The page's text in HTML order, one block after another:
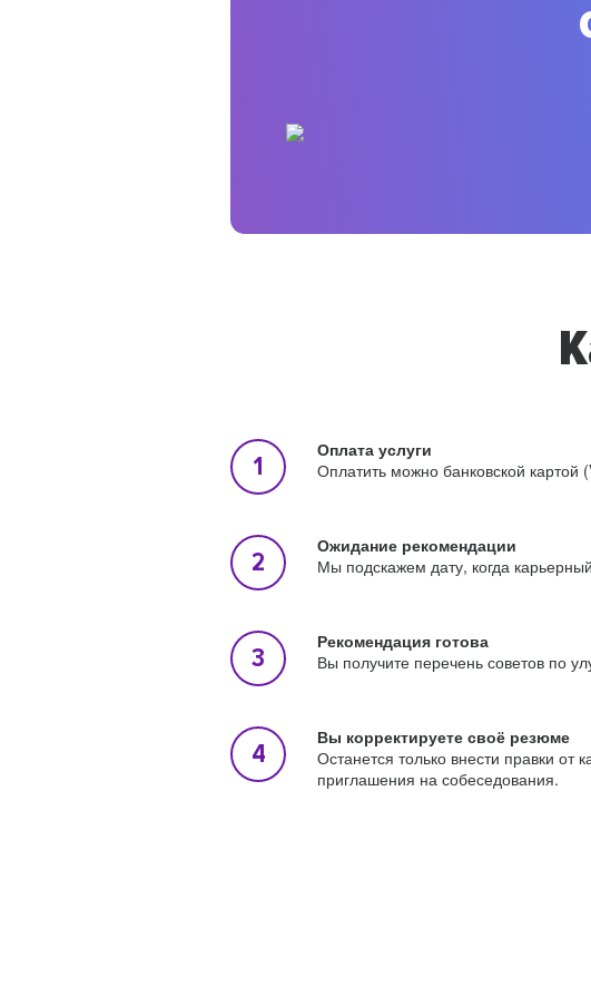
Оплата услуги
Оплатить можно банковской
Ожидание рекомендации
Мы подскажем дату, когда
Рекомендация готова
Вы получите перечень советов по
Вы корректируете своё резюме
Останется только внести правки
приглашения на собеседования.